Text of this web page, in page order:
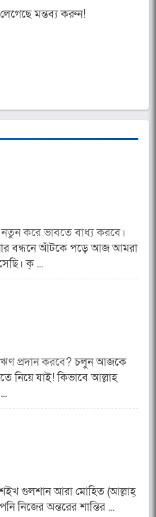
মন্তব্য করুন!
করে ভাবতে বাধ্য করবে।
বন্ধনে আঁটকে পড়ে আজ আমরা
ক্ ...
প্রদান করবে?চলুন আজকে
যাই! কিভাবে আল্লাহ
গুলশান আরা মোহিত (আল্লাহ্
নিজের অন্তরের শান্তির ...